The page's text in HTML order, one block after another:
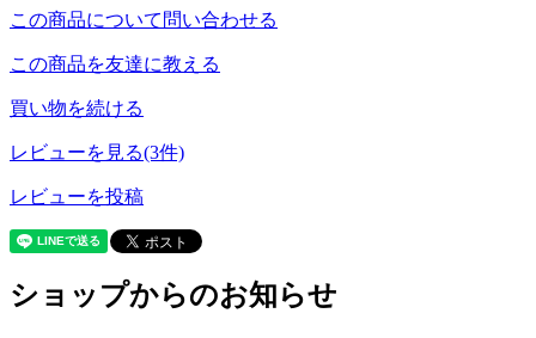
この商品について問い合わせる
この商品を友達に教える
買い物を続ける
レビューを見る(3件)
レビューを投稿
ショップからのお知らせ